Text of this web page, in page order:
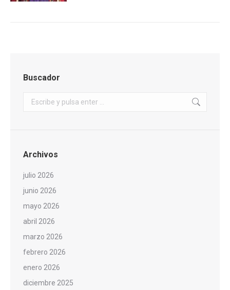
Buscador
Buscar:
Archivos
julio 2026
junio 2026
mayo 2026
abril 2026
marzo 2026
febrero 2026
enero 2026
diciembre 2025